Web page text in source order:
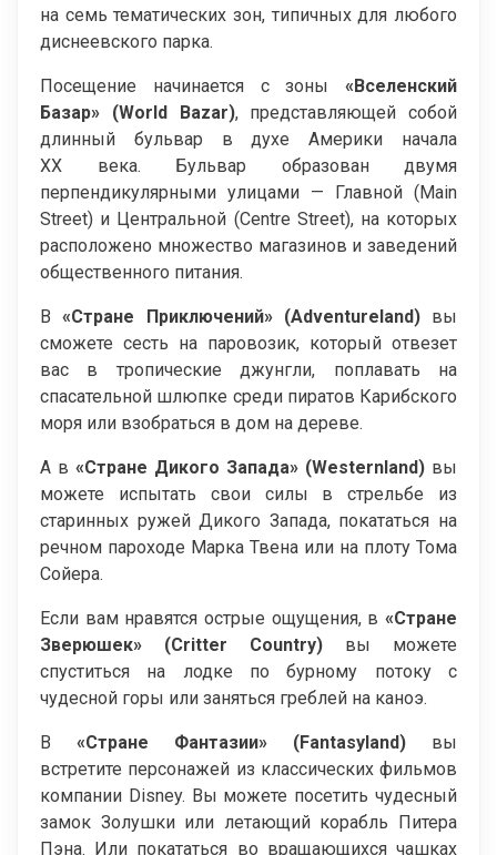
на семь тематических зон, типичных для любого
диснеевского парка.
Посещение начинается с зоны «Вселенский
Базар» (World Bazar), представляющей собой
длинный бульвар в духе Америки начала
XX века. Бульвар образован двумя
перпендикулярными улицами — Главной (Main
Street) и Центральной (Centre Street), на которых
расположено множество магазинов и заведений
общественного питания.
В«Стране Приключений» (Adventureland) вы
сможете сесть на паровозик, который отвезет
вас в тропические джунгли, поплавать на
спасательной шлюпке среди пиратов Карибского
моря или взобраться в дом на дереве.
А в «Стране Дикого Запада» (Westernland) вы
можете испытать свои силы в стрельбе из
старинных ружей Дикого Запада, покататься на
речном пароходе Марка Твена или на плоту Тома
Сойера.
Если вам нравятся острые ощущения, в «Стране
Зверюшек» (Critter Country) вы можете
спуститься на лодке по бурному потоку с
чудесной горы или заняться греблей на каноэ.
В «Стране Фантазии» (Fantasyland) вы
встретите персонажей из классических фильмов
компании Disney. Вы можете посетить чудесный
замок Золушки или летающий корабль Питера
Пэна. Или покататься во вращающихся чашках